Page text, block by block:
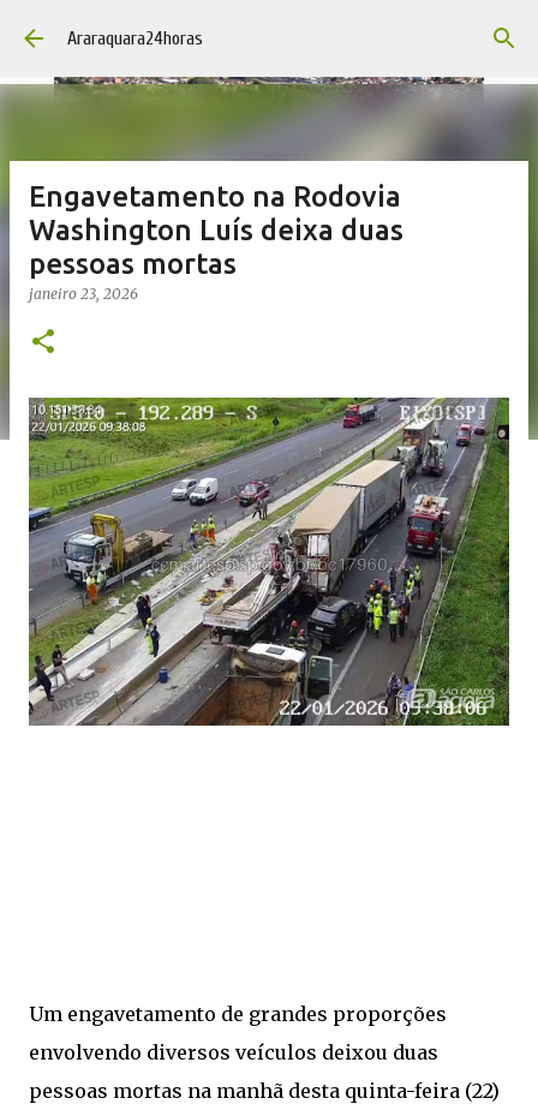
Pular para o conteúdo principal
Araraquara24horas
Engavetamento na Rodovia
Washington Luís deixa duas
pessoas mortas
janeiro 23, 2026
Um engavetamento de grandes proporções
envolvendo diversos veículos deixou duas
pessoas mortas na manhã desta quinta-feira (22)